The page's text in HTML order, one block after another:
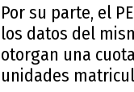
Por su parte, el
los datos del
otorgan una
unidades